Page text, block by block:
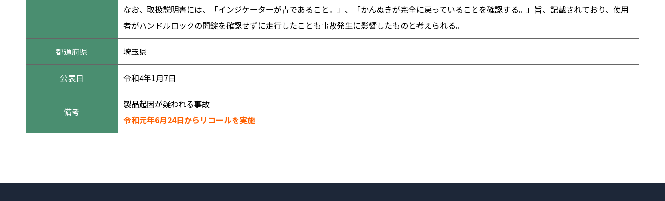
なお、取扱説明書には、「インジケーターが青であること。」、「かんぬきが完全に戻っていることを確認する。」旨、記載されており、使用
者がハンドルロックの開錠を確認せずに走行したことも事故発生に影響したものと考えられる。
都道府県 埼玉県
公表日 令和4年1月7日
備考
製品起因が疑われる事故
令和元年6月24日からリコールを実施